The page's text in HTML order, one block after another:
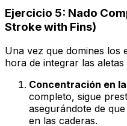
Ejercicio 5: Nado
Stroke with Fins)
Una vez que domines los
hora de integrar las
Concentración en
completo, sigue
asegurándote de
en las caderas.